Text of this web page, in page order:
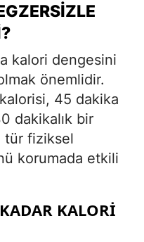
kalori dengesini
önemlidir.
45 dakika
dakikalık bir
tür fiziksel
korumada etkili
KALORI